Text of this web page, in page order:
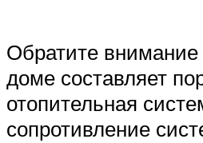
Обратите
доме составляет
отопительная
сопротивление